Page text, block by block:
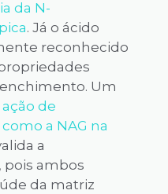
da N-
. Já o ácido
reconhecido
Um
ação de
a NAG na
a
ambos
da matriz